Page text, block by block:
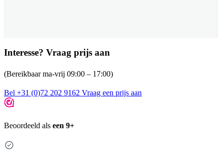
Interesse? Vraag prijs aan
(Bereikbaar ma-vrij 09:00 – 17:00)
Bel +31 (0)72 202 9162 Vraag een prijs aan
Beoordeeld als een 9+